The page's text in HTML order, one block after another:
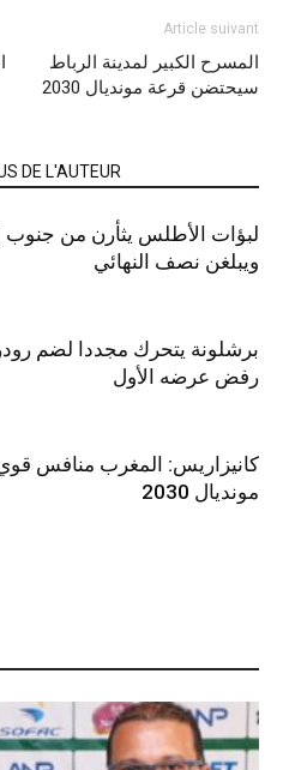
Article suivant
المسرح الكبير لمدينة الرباط
سيحتضن قرعة مونديال 2030
DE L'AUTEUR
لبؤات الأطلس يثأرن من جنوب
ويبلغن نصف النهائي
برشلونة يتحرك مجددا لضم
رفض عرضه الأول
كانيزاريس: المغرب منافس
مونديال 2030